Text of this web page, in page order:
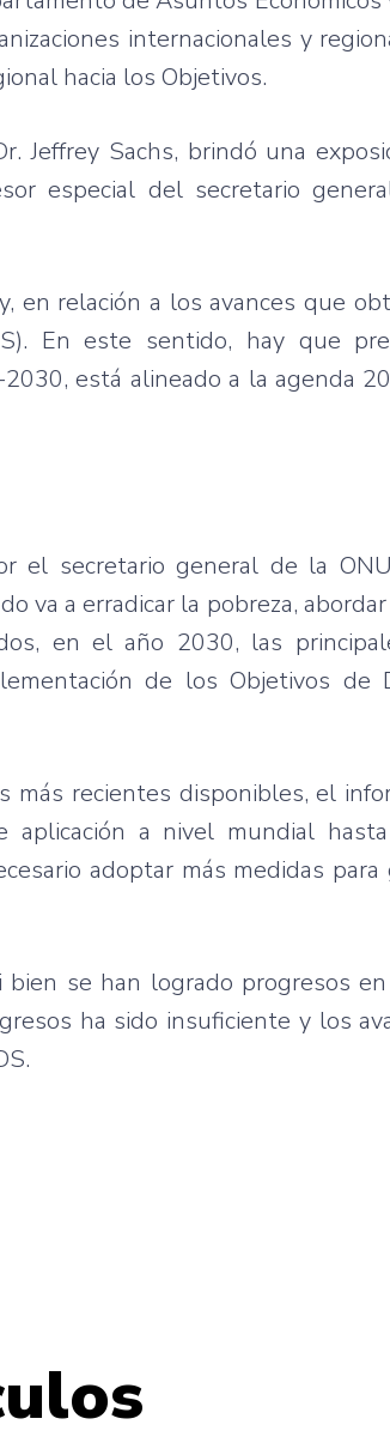
internacionales y
hacia los Objetivos.
Jeffrey Sachs, brindó una
especial del secretario
en relación a los avances que
En este sentido, hay que
está alineado a la agenda
el secretario general de la
va a erradicar la pobreza,
en el año 2030, las
de los Objetivos de
más recientes disponibles, el
a nivel mundial
adoptar más medidas para
se han logrado progresos
ha sido insuficiente y los